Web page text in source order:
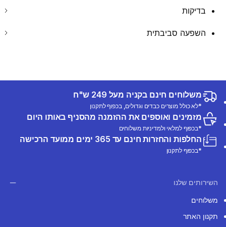
בדיקות
השפעה סביבתית
משלוחים חינם בקניה מעל 249 ש"ח
*לא כולל מוצרים כבדים וגדולים, בכפוף לתקנון
מזמינים ואוספים את ההזמנה מהסניף באותו היום
*בכפוף למלאי ולמדיניות משלוחים
החלפות והחזרות חינם עד 365 ימים ממועד הרכישה
*בכפוף לתקנון
השירותים שלנו
משלוחים
תקנון האתר